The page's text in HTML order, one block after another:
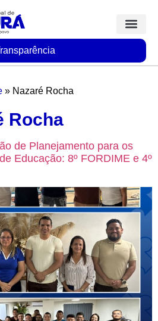
» Nazaré Rocha
Rocha
de Planejamento para os
Educação: 8º FORDIME e 4º